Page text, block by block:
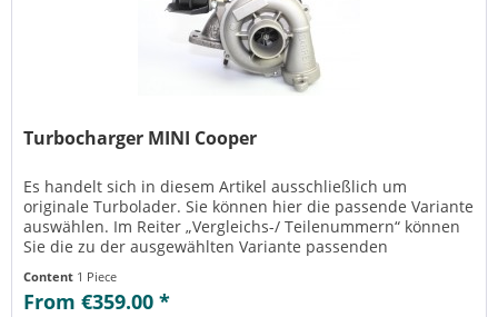
Turbocharger MINI Cooper
Es handelt sich in diesem Artikel ausschließlich um
originale Turbolader. Sie können hier die passende Variante
auswählen. Im Reiter „Vergleichs-/ Teilenummern“ können
Sie die zu der ausgewählten Variante passenden
Content 1 Piece
From €359.00 *